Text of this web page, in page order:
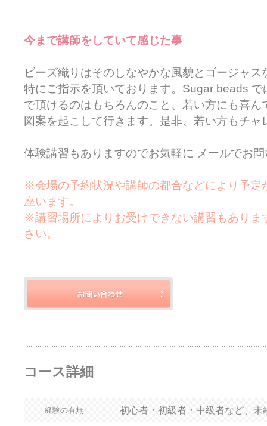
今まで講師をしていて感じた事
ビーズ織りはそのしなやかな風貌とゴージャ
特にご指示を頂いております。Sugar beads
で頂けるのはもちろんのこと、若い方にも喜ん
図案を起こして行きます。是非、若い方もチャ
体験講習もありますのでお気軽に メールでお
※会場の予約状況や講師の都合などにより予定
座います。
※講習場所によりお受けできない講習もありま
さい。
コース詳細
経験の有無 初心者・初級者・中級者など、未